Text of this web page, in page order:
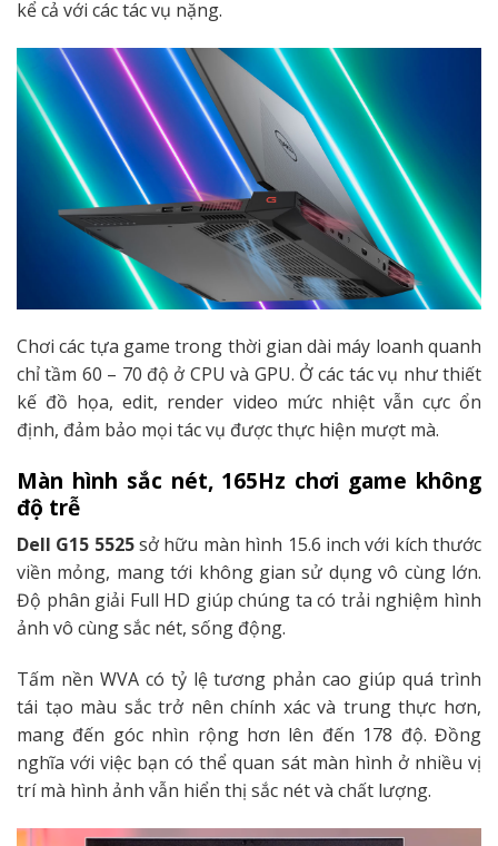
kể cả với các tác vụ nặng.
Chơi các tựa game trong thời gian dài máy loanh quanh
chỉ tầm 60 – 70 độ ở CPU và GPU. Ở các tác vụ như thiết
kế đồ họa, edit, render video mức nhiệt vẫn cực ổn
định, đảm bảo mọi tác vụ được thực hiện mượt mà.
Màn hình sắc nét, 165Hz chơi game không
độ trễ
Dell G15 5525sở hữu màn hình 15.6 inch với kích thước
viền mỏng, mang tới không gian sử dụng vô cùng lớn.
Độ phân giải Full HD giúp chúng ta có trải nghiệm hình
ảnh vô cùng sắc nét, sống động.
Tấm nền WVA có tỷ lệ tương phản cao giúp quá trình
tái tạo màu sắc trở nên chính xác và trung thực hơn,
mang đến góc nhìn rộng hơn lên đến 178 độ. Đồng
nghĩa với việc bạn có thể quan sát màn hình ở nhiều vị
trí mà hình ảnh vẫn hiển thị sắc nét và chất lượng.